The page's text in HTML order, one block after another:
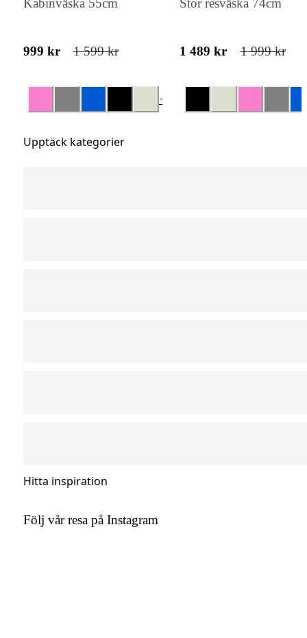
Kabinväska 55cm
999 kr 1 599 kr
+
Stor resväska 74cm
1 489 kr 1 999 kr
Upptäck kategorier
Hitta inspiration
Följ vår resa på Instagram